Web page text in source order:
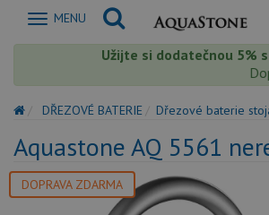
Zobrazit
MENU
Užijte si dodatečnou 5%
DŘEZOVÉ BATERIE Dřezové baterie
Aquastone AQ 5561
DOPRAVA ZDARMA